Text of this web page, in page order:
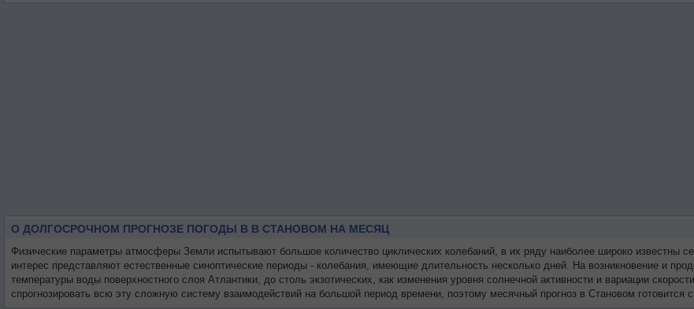
О ДОЛГОСРОЧНОМ ПРОГНОЗЕ ПОГОДЫ В В СТАНОВОМ НА МЕСЯЦ
Физические параметры атмосферы Земли испытывают большое количество циклических колебаний, в их ряду наиболее широко известны
интерес представляют естественные синоптические периоды - колебания, имеющие длительность несколько дней. На возникновение и
температуры воды поверхностного слоя Атлантики, до столь экзотических, как изменения уровня солнечной активности и вариации
спрогнозировать всю эту сложную систему взаимодействий на большой период времени, поэтому месячный прогноз в Становом готовится